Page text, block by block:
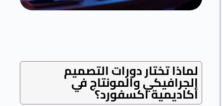
تختار دورات التصميم
والمونتاج في
اكسفورد؟